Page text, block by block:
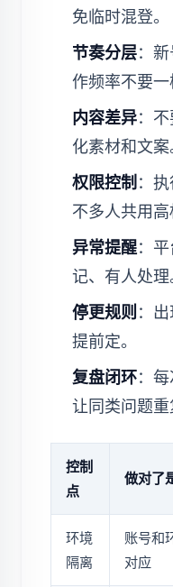
免临时混登。
节奏分层：
作频率不要一
内容差异：
化素材和文案
权限控制 ：
不多人共用高
异常提醒：
记、有人处理
停更规则 ：
提前定。
复盘闭环：
让同类问题重
控制
点
做对了
环境
隔离
账号和
对应